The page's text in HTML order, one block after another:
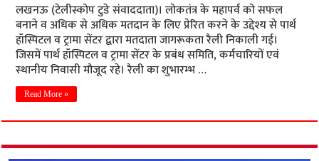
लखनऊ (टेलीस्कोप टुडे संवाददाता)। लोकतंत्र के महापर्व को सफल
बनाने व अधिक से अधिक मतदान के लिए प्रेरित करने के उद्देश्य से पार्थ
हॉस्पिटल व ट्रामा सेंटर द्वारा मतदाता जागरूकता रैली निकाली गई।
जिसमें पार्थ हॉस्पिटल व ट्रामा सेंटर के प्रबंध समिति, कर्मचारियों एवं
स्थानीय निवासी मौजूद रहे। रैली का शुभारम्भ …
Read More »